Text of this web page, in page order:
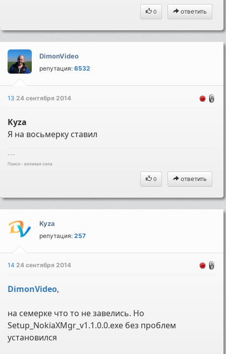
0 ответить
DimonVideo
репутация:6532
1324 сентября 2014
Kyza
Я на восьмерку ставил
---
Поиск - великая сила
0 ответить
Kyza
репутация:257
1424 сентября 2014
DimonVideo,
на семерке что то не завелись. Но
Setup_NokiaXMgr_v1.1.0.0.exe без проблем
установился